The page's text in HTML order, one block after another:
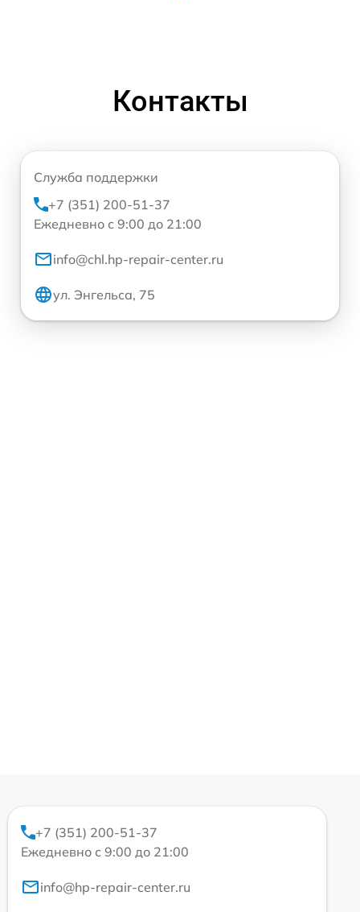
Контакты
Служба поддержки
+7 (351) 200-51-37
Ежедневно с 9:00 до 21:00
info@chl.hp-repair-center.ru
ул. Энгельса, 75
+7 (351) 200-51-37
Ежедневно с 9:00 до 21:00
info@hp-repair-center.ru